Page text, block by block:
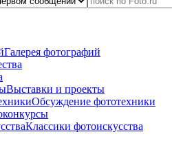
Галерея фотографий
Выставки и проекты
Обсуждение фототехники
Классики фотоискусства